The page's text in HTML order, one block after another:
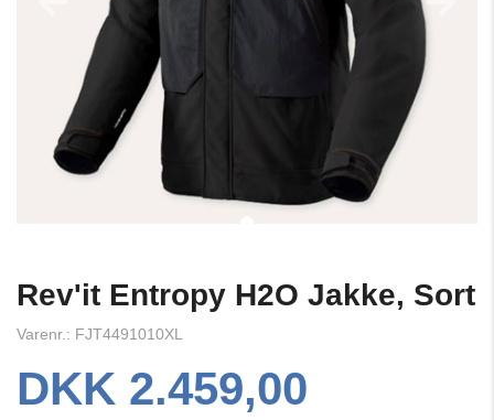
Rev'it Entropy H2O Jakke, Sort
Varenr.: FJT4491010XL
DKK 2.459,00